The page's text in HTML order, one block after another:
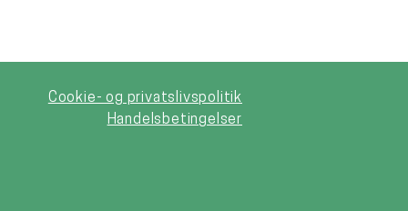
Cookie- og privatslivspolitik
Handelsbetingelser